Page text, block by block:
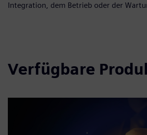
Integration, dem Betrieb oder der
Verfügbare